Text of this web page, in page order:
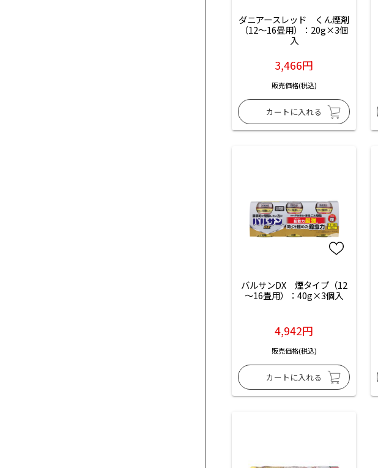
ダニアースレッド　くん煙剤
（12〜16畳用）：20g×3個
入
3,466円
販売価格(税込)
バルサンDX　煙タイプ（12
～16畳用）：40g×3個入
4,942円
販売価格(税込)